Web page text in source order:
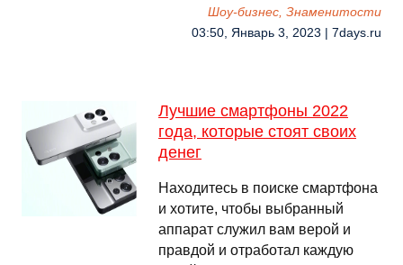
Шоу-бизнес, Знаменитости
03:50, Январь 3, 2023 | 7days.ru
Лучшие смартфоны 2022
года, которые стоят своих
денег
Находитесь в поиске смартфона
и хотите, чтобы выбранный
аппарат служил вам верой и
правдой и отработал каждую